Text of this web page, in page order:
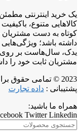
یک خرید اینترنتی
کالاهایی متنوع،
کوتاه به دست
داشته باشد؛ ویژگی‌هایی
یدک، سال‌هاست بر روی
مشتریان ثابت خود را
2023 © تمامی
پشتیبانی : داده تجارت
همراه ما باشید:
Twitter Linkedin